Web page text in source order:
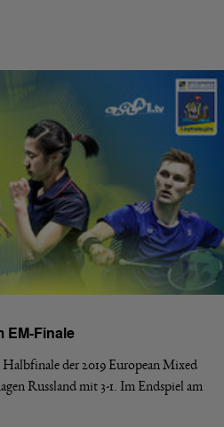
EM-Finale
der 2019 European Mixed
Russland mit 3-1. Im Endspiel am